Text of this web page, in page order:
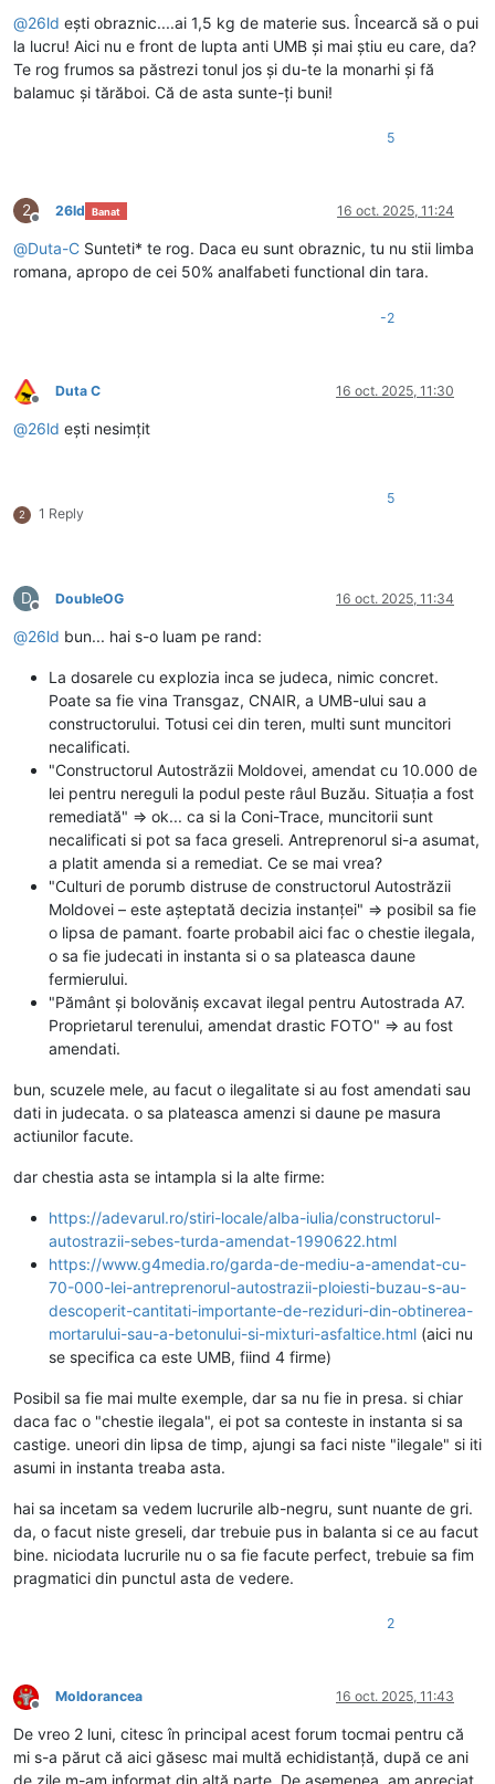
@26ld ești obraznic....ai 1,5 kg de materie sus. Încearcă să o pui
la lucru! Aici nu e front de lupta anti UMB și mai știu eu care, da?
Te rog frumos sa păstrezi tonul jos și du-te la monarhi și fă
balamuc și tărăboi. Că de asta sunte-ți buni!
5
2
Deconectat
26ld Banat 16 oct. 2025, 11:24
@Duta-C Sunteti* te rog. Daca eu sunt obraznic, tu nu stii limba
romana, apropo de cei 50% analfabeti functional din tara.
-2
Deconectat
Duta C 16 oct. 2025, 11:30
@26ld ești nesimțit
2 1 Reply
5
D
Deconectat
DoubleOG 16 oct. 2025, 11:34
@26ld bun... hai s-o luam pe rand:
La dosarele cu explozia inca se judeca, nimic concret.
Poate sa fie vina Transgaz, CNAIR, a UMB-ului sau a
constructorului. Totusi cei din teren, multi sunt muncitori
necalificati.
"Constructorul Autostrăzii Moldovei, amendat cu 10.000 de
lei pentru nereguli la podul peste râul Buzău. Situaţia a fost
remediată" => ok... ca si la Coni-Trace, muncitorii sunt
necalificati si pot sa faca greseli. Antreprenorul si-a asumat,
a platit amenda si a remediat. Ce se mai vrea?
"Culturi de porumb distruse de constructorul Autostrăzii
Moldovei – este așteptată decizia instanței" => posibil sa fie
o lipsa de pamant. foarte probabil aici fac o chestie ilegala,
o sa fie judecati in instanta si o sa plateasca daune
fermierului.
"Pământ și bolovăniș excavat ilegal pentru Autostrada A7.
Proprietarul terenului, amendat drastic FOTO" => au fost
amendati.
bun, scuzele mele, au facut o ilegalitate si au fost amendati sau
dati in judecata. o sa plateasca amenzi si daune pe masura
actiunilor facute.
dar chestia asta se intampla si la alte firme:
https://adevarul.ro/stiri-locale/alba-iulia/constructorul-
autostrazii-sebes-turda-amendat-1990622.html
https://www.g4media.ro/garda-de-mediu-a-amendat-cu-
70-000-lei-antreprenorul-autostrazii-ploiesti-buzau-s-au-
descoperit-cantitati-importante-de-reziduri-din-obtinerea-
mortarului-sau-a-betonului-si-mixturi-asfaltice.html (aici nu
se specifica ca este UMB, fiind 4 firme)
Posibil sa fie mai multe exemple, dar sa nu fie in presa. si chiar
daca fac o "chestie ilegala", ei pot sa conteste in instanta si sa
castige. uneori din lipsa de timp, ajungi sa faci niste "ilegale" si iti
asumi in instanta treaba asta.
hai sa incetam sa vedem lucrurile alb-negru, sunt nuante de gri.
da, o facut niste greseli, dar trebuie pus in balanta si ce au facut
bine. niciodata lucrurile nu o sa fie facute perfect, trebuie sa fim
pragmatici din punctul asta de vedere.
2
Deconectat
Moldorancea 16 oct. 2025, 11:43
De vreo 2 luni, citesc în principal acest forum tocmai pentru că
mi s-a părut că aici găsesc mai multă echidistanță, după ce ani